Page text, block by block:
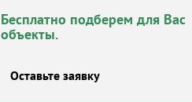
Бесплатно подберем для Вас
объекты.
Оставьте заявку